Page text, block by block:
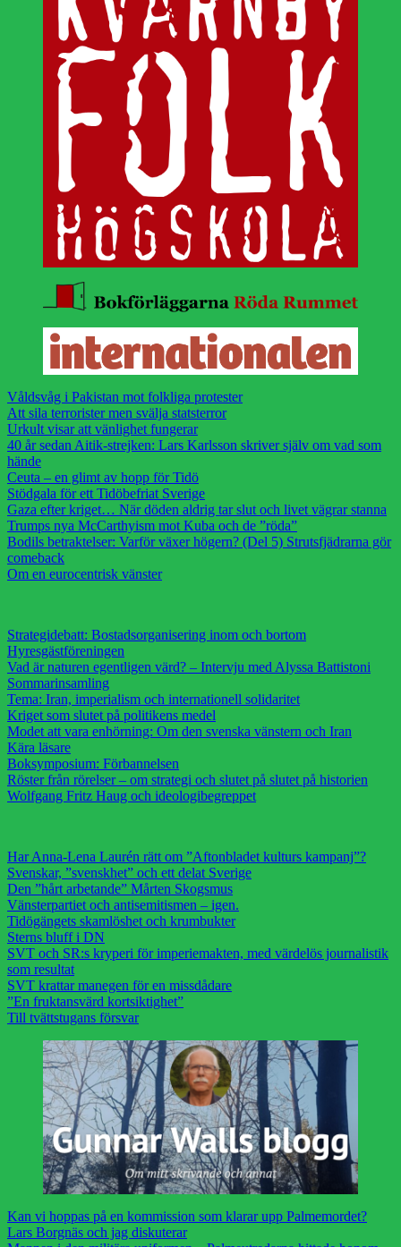
Våldsvåg i Pakistan mot folkliga protester
Att sila terrorister men svälja statsterror
Urkult visar att vänlighet fungerar
40 år sedan Aitik-strejken: Lars Karlsson skriver själv om vad som
hände
Ceuta – en glimt av hopp för Tidö
Stödgala för ett Tidöbefriat Sverige
Gaza efter kriget… När döden aldrig tar slut och livet vägrar stanna
Trumps nya McCarthyism mot Kuba och de ”röda”
Bodils betraktelser: Varför växer högern? (Del 5) Strutsfjädrarna gör
comeback
Om en eurocentrisk vänster
Strategidebatt: Bostadsorganisering inom och bortom
Hyresgästföreningen
Vad är naturen egentligen värd? – Intervju med Alyssa Battistoni
Sommarinsamling
Tema: Iran, imperialism och internationell solidaritet
Kriget som slutet på politikens medel
Modet att vara enhörning: Om den svenska vänstern och Iran
Kära läsare
Boksymposium: Förbannelsen
Röster från rörelser – om strategi och slutet på slutet på historien
Wolfgang Fritz Haug och ideologibegreppet
Har Anna-Lena Laurén rätt om ”Aftonbladet kulturs kampanj”?
Svenskar, ”svenskhet” och ett delat Sverige
Den ”hårt arbetande” Mårten Skogsmus
Vänsterpartiet och antisemitismen – igen.
Tidögängets skamlöshet och krumbukter
Sterns bluff i DN
SVT och SR:s kryperi för imperiemakten, med värdelös journalistik
som resultat
SVT krattar manegen för en missdådare
”En fruktansvärd kortsiktighet”
Till tvättstugans försvar
Kan vi hoppas på en kommission som klarar upp Palmemordet?
Lars Borgnäs och jag diskuterar